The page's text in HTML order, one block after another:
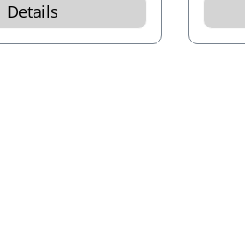
Details